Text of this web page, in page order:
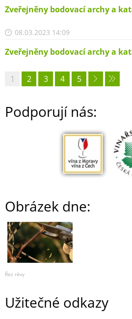
Zveřejněny bodovací archy a
08.03.2023 14:09
Zveřejněny bodovací archy a
1 2 3 4 5
Podporují nás:
Obrázek dne:
Řez révy
Užitečné odkazy